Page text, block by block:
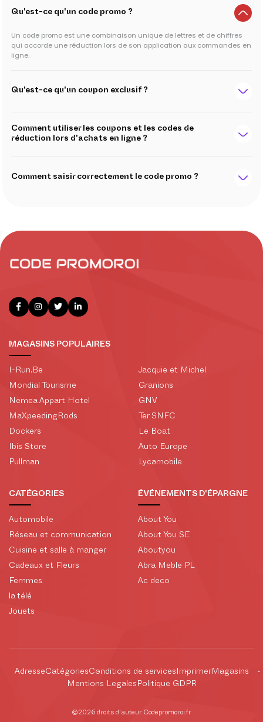
Qu'est-ce qu'un code promo ?
Un code promo est une combinaison unique de lettres et de chiffres
qui accorde une réduction lors de son application aux commandes en
ligne.
Qu'est-ce qu'un coupon exclusif ?
Comment utiliser les coupons et les codes de
réduction lors d'achats en ligne ?
Comment saisir correctement le code promo ?
MAGASINS POPULAIRES
I-Run.Be
Mondial Tourisme
Nemea Appart Hotel
MaXpeedingRods
Dockers
Ibis Store
Pullman
Jacquie et Michel
Granions
GNV
Ter SNFC
Le Boat
Auto Europe
Lycamobile
CATÉGORIES
Automobile
Réseau et communication
Cuisine et salle à manger
Cadeaux et Fleurs
Femmes
la télé
Jouets
ÉVÉNEMENTS D'ÉPARGNE
About You
About You SE
Aboutyou
Abra Meble PL
Ac deco
Adresse Catégories Conditions de services Imprimer Magasins
Mentions Legales Politique GDPR
©2026 droits d'auteur Codepromoroi.fr